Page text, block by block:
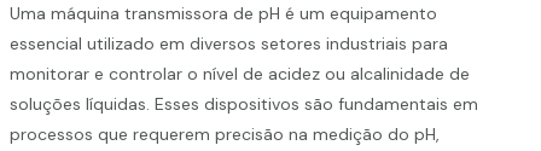
Uma máquina transmissora de pH é um equipamento
essencial utilizado em diversos setores industriais para
monitorar e controlar o nível de acidez ou alcalinidade de
soluções líquidas. Esses dispositivos são fundamentais em
processos que requerem precisão na medição do pH,